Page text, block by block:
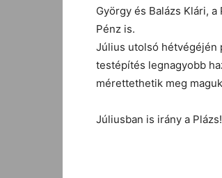
György és Balázs Klári,
Pénz is.
Július utolsó hétvégéjén
testépítés legnagyobb
mérettethetik meg
Júliusban is irány a